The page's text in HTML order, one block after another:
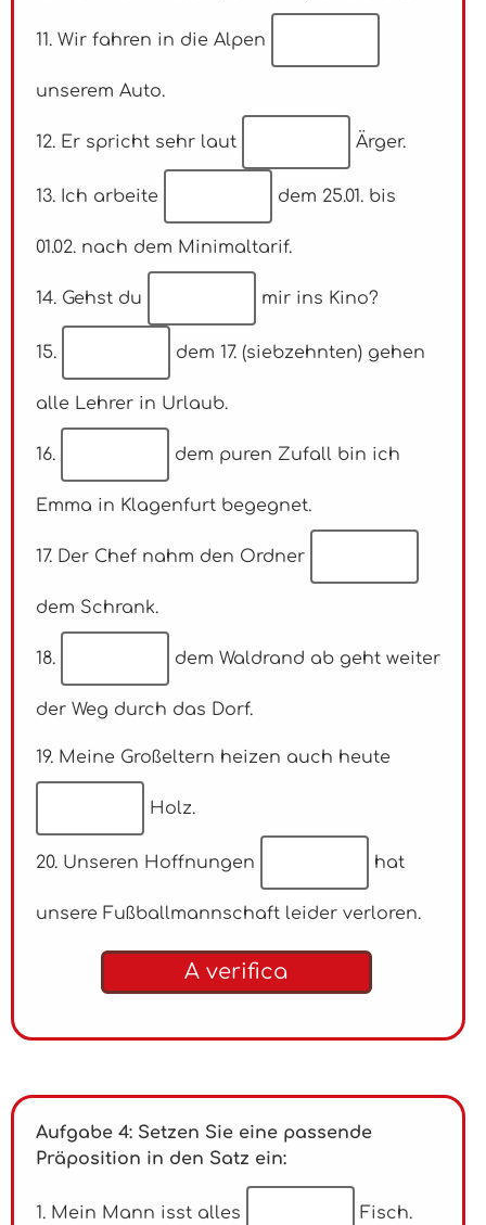
11. Wir fahren in die Alpen
unserem Auto.
12. Er spricht sehr laut Ärger.
13. Ich arbeite dem 25.01. bis
01.02. nach dem Minimaltarif.
14. Gehst du mir ins Kino?
15. dem 17. (siebzehnten) gehen
alle Lehrer in Urlaub.
16. dem puren Zufall bin ich
Emma in Klagenfurt begegnet.
17. Der Chef nahm den Ordner
dem Schrank.
18. dem Waldrand ab geht weiter
der Weg durch das Dorf.
19. Meine Großeltern heizen auch heute
Holz.
20. Unseren Hoffnungen hat
unsere Fußballmannschaft leider verloren.
A verifica
Aufgabe 4: Setzen Sie eine passende
Präposition in den Satz ein:
1. Mein Mann isst alles Fisch.